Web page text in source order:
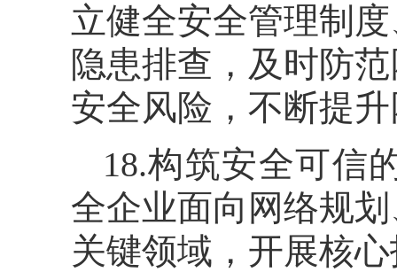
立健全安全管理制
隐患排查，及时防
安全风险，不断提
18.构筑安全可信
全企业面向网络规
关键领域，开展核